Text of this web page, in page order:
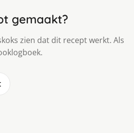
gemaakt?
zien dat dit recept werkt. Als